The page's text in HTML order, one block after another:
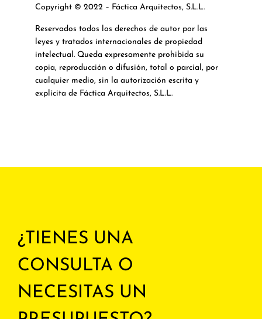
Copyright © 2022 – Fáctica Arquitectos, S.L.L.
Reservados todos los derechos de autor por las
leyes y tratados internacionales de propiedad
intelectual. Queda expresamente prohibida su
copia, reproducción o difusión, total o parcial, por
cualquier medio, sin la autorización escrita y
explícita de Fáctica Arquitectos, S.L.L.
¿TIENES UNA
CONSULTA O
NECESITAS UN